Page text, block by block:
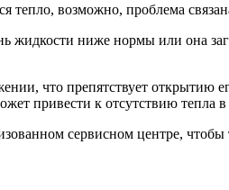
тепло, возможно, проблема
жидкости ниже нормы или она
что препятствует открытию
привести к отсутствию тепла в
сервисном центре,